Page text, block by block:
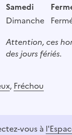
Samedi
Dimanche
Attention, ces
des jours fériés.
, Fréchou
vous à